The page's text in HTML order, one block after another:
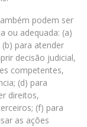
podem ser
ou adequada: (a)
para atender
decisão judicial,
competentes,
(d) para
direitos,
(f) para
as ações